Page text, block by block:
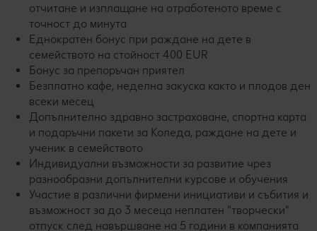
отчитане и изплащане на отработеното време с
точност до минута
Еднократен бонус при раждане на дете в
семейството на стойност 400 EUR
Бонус за препоръчан приятел
Безплатно кафе, неделна закуска както и плодов ден
всеки месец
Допълнително здравно застраховане, спортна карта
и подаръчни пакети за Коледа, раждане на дете и
ученик в семейството
Индивидуални възможности за развитие чрез
разнообразни допълнителни курсове и обучения
Участие в различни фирмени инициативи и събития и
възможност за до 3 месеца неплатен "творчески"
отпуск след навършване на 5 години в компанията